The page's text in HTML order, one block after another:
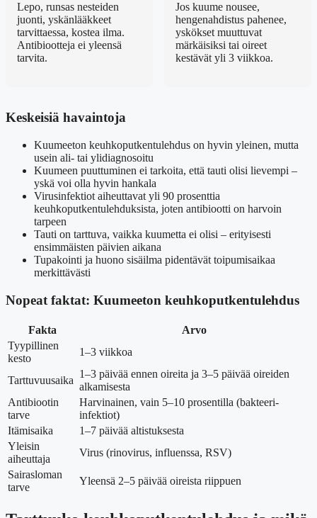
Lepo, runsas nesteiden
juonti, yskänlääkkeet
tarvittaessa, kostea ilma.
Antibiootteja ei yleensä
tarvita.
Jos kuume nousee,
hengenahdistus pahenee,
yskökset muuttuvat
märkäisiksi tai oireet
kestävät yli 3 viikkoa.
Keskeisiä havaintoja
Kuumeeton keuhkoputkentulehdus on hyvin yleinen, mutta
usein ali- tai ylidiagnosoitu
Kuumeen puuttuminen ei tarkoita, että tauti olisi lievempi –
yskä voi olla hyvin hankala
Virusinfektiot aiheuttavat yli 90 prosenttia
keuhkoputkentulehduksista, joten antibiootti on harvoin
tarpeen
Tauti on tarttuva, vaikka kuumetta ei olisi – erityisesti
ensimmäisten päivien aikana
Tupakointi ja huono sisäilma pidentävät toipumisaikaa
merkittävästi
Nopeat faktat: Kuumeeton keuhkoputkentulehdus
Fakta
Arvo
Tyypillinen
kesto
1–3 viikkoa
Tarttuvuusaika
1–3 päivää ennen oireita ja 3–5 päivää oireiden
alkamisesta
Antibiootin
tarve
Harvinainen, vain 5–10 prosentilla (bakteeri-
infektiot)
Itämisaika
1–7 päivää altistuksesta
Yleisin
aiheuttaja
Virus (rinovirus, influenssa, RSV)
Sairasloman
tarve
Yleensä 2–5 päivää oireista riippuen